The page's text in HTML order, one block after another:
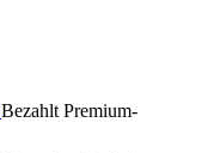
Bezahlt Premium-